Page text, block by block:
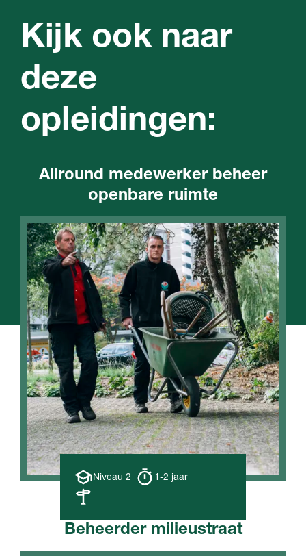
Kijk ook naar
deze
opleidingen:
Allround medewerker beheer
openbare ruimte
Opleiding
Niveau 2
Opleiding
duur
1-2 jaar
Beheerder milieustraat